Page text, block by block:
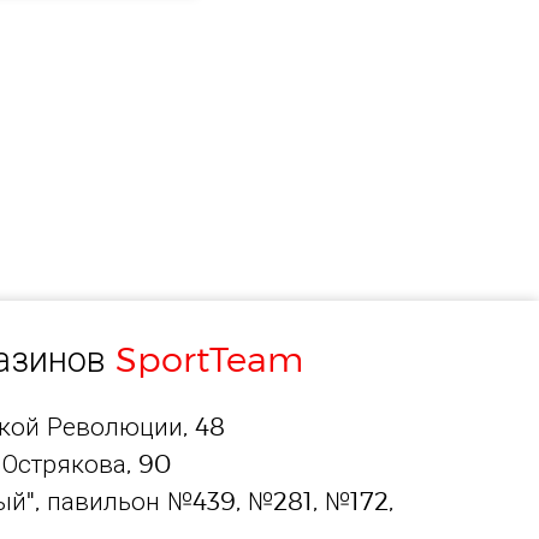
SportTeam
Революции, 48
90
павильон №439, №281, №172,